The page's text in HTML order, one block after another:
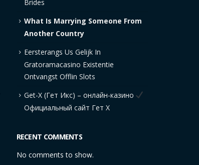
Brides
What Is Marrying Someone From
Another Country
Eersterangs Us Gelijk In
Gratoramacasino Existentie
Ontvangst Offlin Slots
Get-X (Гет Икс) – онлайн-казино
Официальный сайт Гет Х
RECENT COMMENTS
No comments to show.